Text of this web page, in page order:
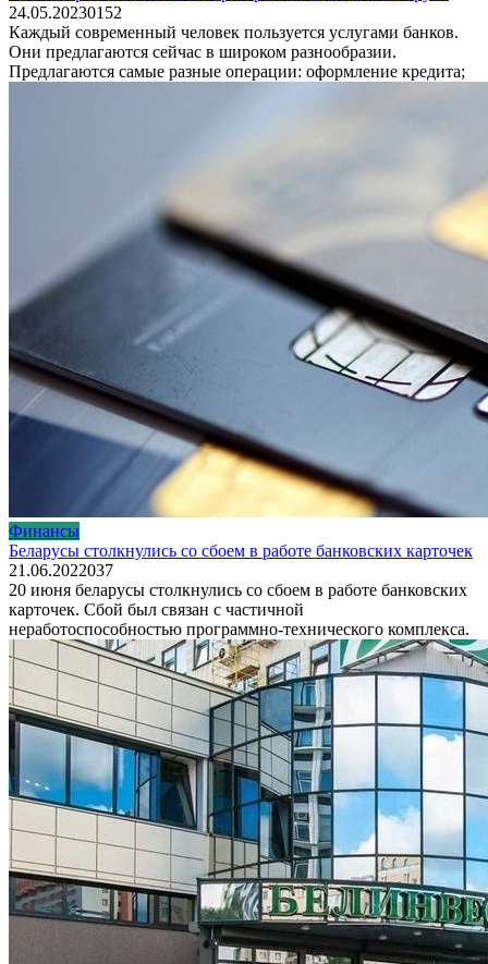
24.05.20230152
Каждый современный человек пользуется услугами банков.
Они предлагаются сейчас в широком разнообразии.
Предлагаются самые разные операции: оформление кредита;
Финансы
Беларусы столкнулись со сбоем в работе банковских карточек
21.06.2022037
20 июня беларусы столкнулись со сбоем в работе банковских
карточек. Сбой был связан с частичной
неработоспособностью программно-технического комплекса.